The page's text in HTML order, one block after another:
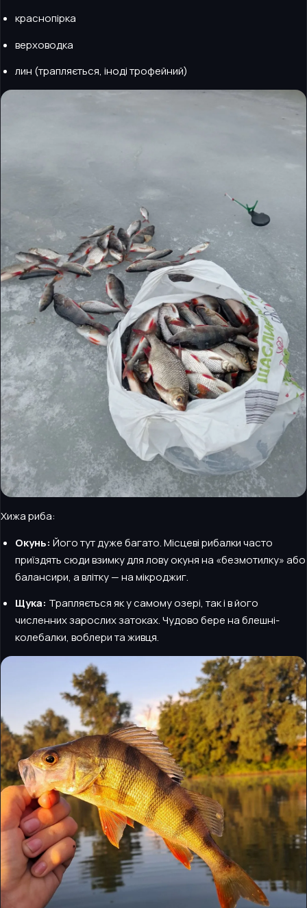
краснопірка
верховодка
лин (трапляється, іноді трофейний)
Хижа риба:
Окунь: Його тут дуже багато. Місцеві рибалки часто
приїздять сюди взимку для лову окуня на «безмотилку» або
балансири, а влітку — на мікроджиг.
Щука: Трапляється як у самому озері, так і в його
численних зарослих затоках. Чудово бере на блешні-
колебалки, воблери та живця.